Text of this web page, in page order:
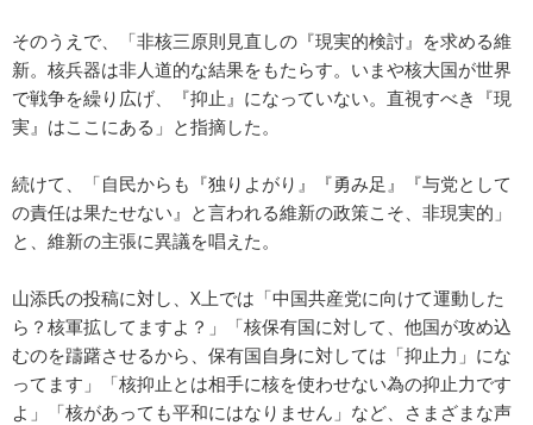
そのうえで、「非核三原則見直しの『現実的検討』を求める維
新。核兵器は非人道的な結果をもたらす。いまや核大国が世界
で戦争を繰り広げ、『抑止』になっていない。直視すべき『現
実』はここにある」と指摘した。
続けて、「自民からも『独りよがり』『勇み足』『与党として
の責任は果たせない』と言われる維新の政策こそ、非現実的」
と、維新の主張に異議を唱えた。
山添氏の投稿に対し、X上では「中国共産党に向けて運動した
ら？核軍拡してますよ？」「核保有国に対して、他国が攻め込
むのを躊躇させるから、保有国自身に対しては「抑止力」にな
ってます」「核抑止とは相手に核を使わせない為の抑止力です
よ」「核があっても平和にはなりません」など、さまざまな声